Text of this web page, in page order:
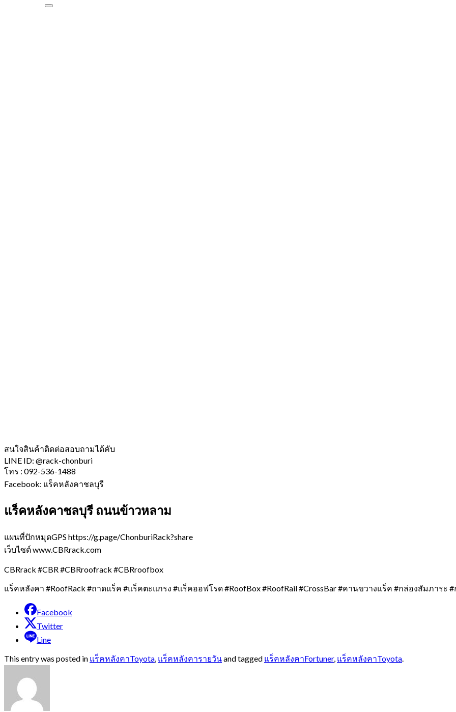
สนใจสินค้าติดต่อสอบถามได้คับ
LINE ID: @rack-chonburi
โทร : 092-536-1488
Facebook: แร็คหลังคาชลบุรี
แร็คหลังคาชลบุรี ถนนข้าวหลาม
แผนที่ปักหมุดGPS https://g.page/ChonburiRack?share
เว็บไซต์ www.CBRrack.com
CBRrack #CBR #CBRroofrack #CBRroofbox
แร็คหลังคา #RoofRack #ถาดแร็ค #แร็คตะแกรง #แร็คออฟโรด #RoofBox #RoofRail #CrossBar #คานขวางแร็ค #กล่องสัมภาระ
Facebook
Twitter
Line
This entry was posted in แร็คหลังคาToyota แร็คหลังคารายวันand tagged แร็คหลังคาFortuner, แร็คหลังคาToyota